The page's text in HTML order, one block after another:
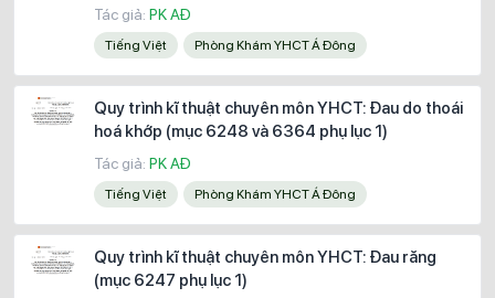
Tác giả: PK AĐ
Tiếng Việt Phòng Khám YHCT Á Đông
Quy trình kĩ thuật chuyên môn YHCT: Đau do thoái
hoá khớp (mục 6248 và 6364 phụ lục 1)
Tác giả: PK AĐ
Tiếng Việt Phòng Khám YHCT Á Đông
Quy trình kĩ thuật chuyên môn YHCT: Đau răng
(mục 6247 phụ lục 1)